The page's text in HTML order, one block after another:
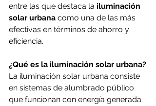
entre las que destaca la iluminación
solar urbana como una de las más
efectivas en términos de ahorro y
eficiencia.
¿Qué es la iluminación solar urbana?
La iluminación solar urbana consiste
en sistemas de alumbrado público
que funcionan con energía generada